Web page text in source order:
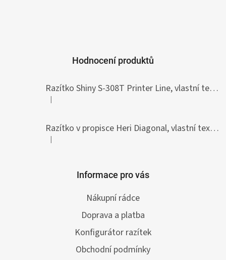
Hodnocení produktů
Razítko Shiny S-308T Printer Line, vlastní text 45 x 10 mm
Hodnocení produktu je 5 z 5 hvězdiček.
|
Razítko v propisce Heri Diagonal, vlastní text 33 x 8,7 mm
Hodnocení produktu je 5 z 5 hvězdiček.
|
Informace pro vás
Nákupní rádce
Doprava a platba
Konfigurátor razítek
Obchodní podmínky